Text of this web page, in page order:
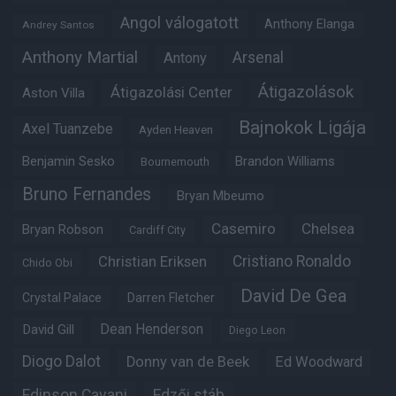
Andrey Santos Angol válogatott Anthony Elanga
Anthony Martial Antony Arsenal
Aston Villa Átigazolási Center Átigazolások
Axel Tuanzebe Ayden Heaven Bajnokok Ligája
Benjamin Sesko Bournemouth Brandon Williams
Bruno Fernandes Bryan Mbeumo
Bryan Robson Cardiff City Casemiro Chelsea
Chido Obi Christian Eriksen Cristiano Ronaldo
Crystal Palace Darren Fletcher David De Gea
David Gill Dean Henderson Diego Leon
Diogo Dalot Donny van de Beek Ed Woodward